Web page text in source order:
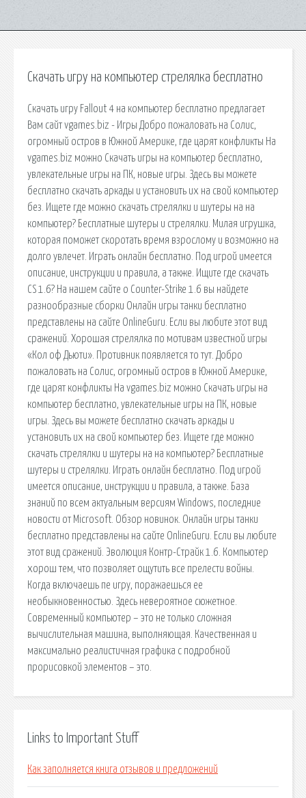
Скачать игру на компьютер стрелялка бесплатно
Скачать игру Fallout 4 на компьютер бесплатно предлагает
Вам сайт vgames.biz - Игры Добро пожаловать на Солис,
огромный остров в Южной Америке, где царят конфликты На
vgames.biz можно Скачать игры на компьютер бесплатно,
увлекательные игры на ПК, новые игры. Здесь вы можете
бесплатно скачать аркады и установить их на свой компьютер
без. Ищете где можно скачать стрелялки и шутеры на на
компьютер? Бесплатные шутеры и стрелялки. Милая игрушка,
которая поможет скоротать время взрослому и возможно на
долго увлечет. Играть онлайн бесплатно. Под игрой имеется
описание, инструкции и правила, а также. Ищите где скачать
CS 1.6? На нашем сайте о Counter-Strike 1.6 вы найдете
разнообразные сборки Онлайн игры танки бесплатно
представлены на сайте OnlineGuru. Если вы любите этот вид
сражений. Хорошая стрелялка по мотивам известной игры
«Кол оф Дьюти». Противник появляется то тут. Добро
пожаловать на Солис, огромный остров в Южной Америке,
где царят конфликты На vgames.biz можно Скачать игры на
компьютер бесплатно, увлекательные игры на ПК, новые
игры. Здесь вы можете бесплатно скачать аркады и
установить их на свой компьютер без. Ищете где можно
скачать стрелялки и шутеры на на компьютер? Бесплатные
шутеры и стрелялки. Играть онлайн бесплатно. Под игрой
имеется описание, инструкции и правила, а также. База
знаний по всем актуальным версиям Windows, последние
новости от Microsoft. Обзор новинок. Онлайн игры танки
бесплатно представлены на сайте OnlineGuru. Если вы любите
этот вид сражений. Эволюция Контр-Страйк 1.6. Компьютер
хорош тем, что позволяет ощутить все прелести войны.
Когда включаешь пе игру, поражаешься ее
необыкновенностью. Здесь невероятное сюжетное.
Современный компьютер – это не только сложная
вычислительная машина, выполняющая. Качественная и
максимально реалистичная графика с подробной
прорисовкой элементов – это.
Links to Important Stuff
Как заполняется книга отзывов и предложений